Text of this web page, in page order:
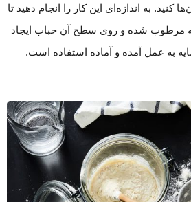
به اندازه‌ای این کار را انجام دهید تا
مرطوب شده و روی سطح آن حباب ایجاد
به عمل آمده و آماده استفاده است.